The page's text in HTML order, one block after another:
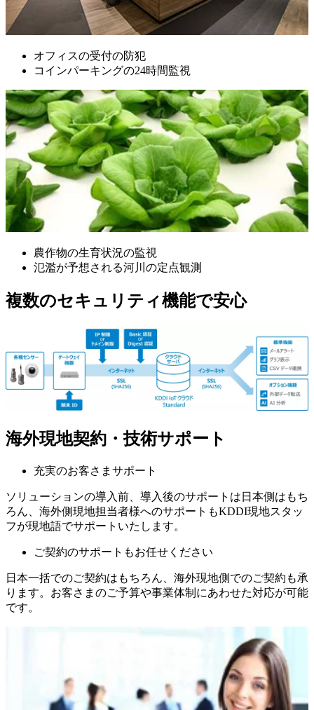
オフィスの受付の防犯
コインパーキングの24時間監視
農作物の生育状況の監視
氾濫が予想される河川の定点観測
複数のセキュリティ機能で安心
海外現地契約・技術サポート
充実のお客さまサポート
ソリューションの導入前、導入後のサポートは日本側はもち
ろん、海外側現地担当者様へのサポートもKDDI現地スタッ
フが現地語でサポートいたします。
ご契約のサポートもお任せください
日本一括でのご契約はもちろん、海外現地側でのご契約も承
ります。お客さまのご予算や事業体制にあわせた対応が可能
です。